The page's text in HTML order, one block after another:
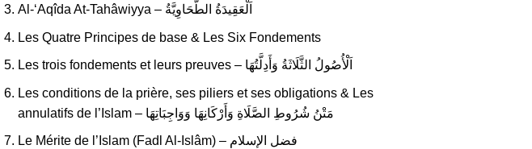
Al-‘Aqîda At-Tahâwiyya – اَلْعَقِيدَةُ الطَّحَاوِيَّةُ
Les Quatre Principes de base & Les Six Fondements
Les trois fondements et leurs preuves – اَلْأُصُولُ الثَّلَاثَةُ وَأَدِلَّتُهَا
Les conditions de la prière, ses piliers et ses obligations & Les
annulatifs de l’Islam – مَتْنُ شُرُوطِ الصَّلَاةِ وَأَرْكَانِهَا وَوَاجِبَاتِهَا
Le Mérite de l’Islam (Fadl Al-Islâm) – فضل الإسلام